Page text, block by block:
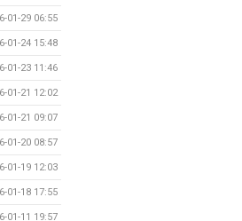
01-29 06:55
01-24 15:48
01-23 11:46
01-21 12:02
01-21 09:07
01-20 08:57
01-19 12:03
01-18 17:55
01-11 19:57